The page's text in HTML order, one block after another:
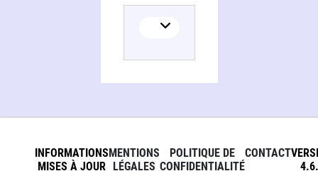
INFORMATIONS
MISES À JOUR
MENTIONS
LÉGALES
POLITIQUE DE
CONFIDENTIALITÉ
CONTACT